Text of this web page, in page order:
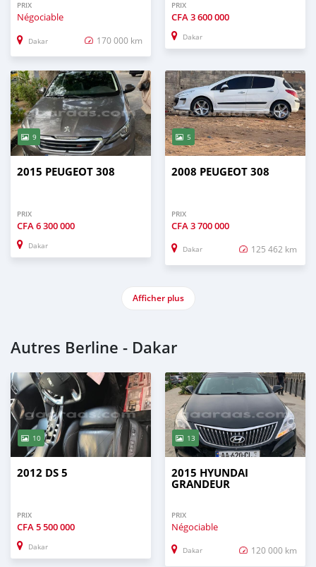
PRIX
Négociable
Dakar 170 000 km
PRIX
CFA3 600 000
Dakar
9
2015 PEUGEOT 308
PRIX
CFA 6 300 000
Dakar
5
2008 PEUGEOT 308
PRIX
CFA 3 700 000
Dakar 125 462 km
Afficher plus
Autres Berline - Dakar
10
2012 DS 5
PRIX
CFA 5 500 000
Dakar
13
2015 HYUNDAI
GRANDEUR
PRIX
Négociable
Dakar 120 000 km